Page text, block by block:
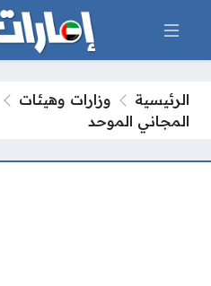
الرئيسية وزارات وهيئات
المجاني الموحد